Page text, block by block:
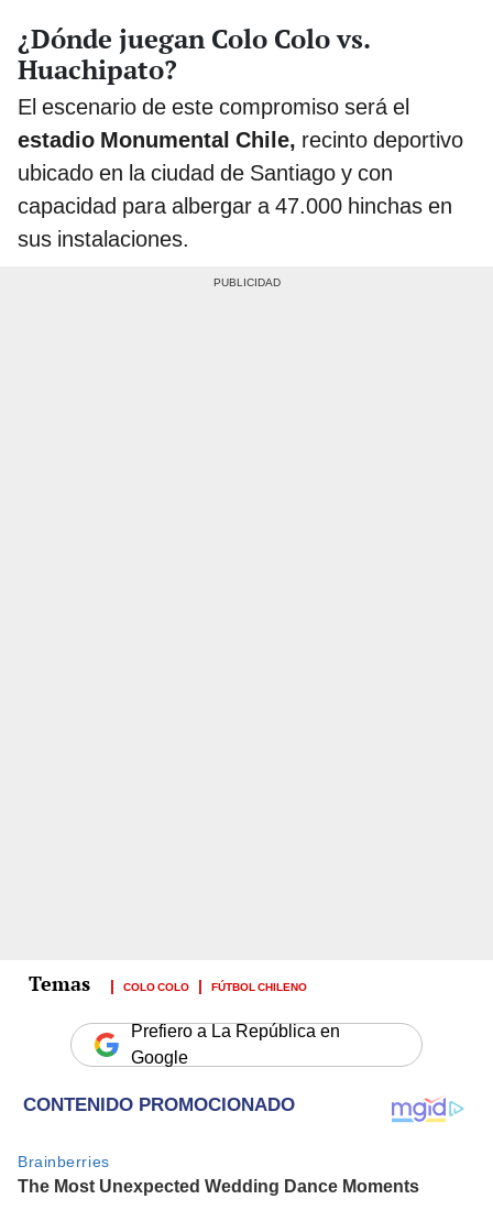
¿Dónde juegan Colo Colo vs.
Huachipato?
El escenario de este compromiso será el
estadio Monumental Chile, recinto deportivo
ubicado en la ciudad de Santiago y con
capacidad para albergar a 47.000 hinchas en
sus instalaciones.
COLO COLO FÚTBOL CHILENO
Prefiero a La República en
Google